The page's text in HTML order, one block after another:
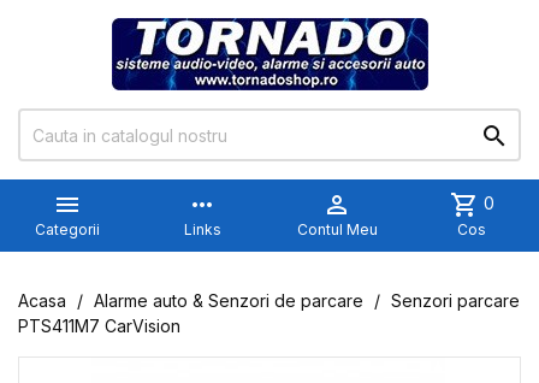


Categorii
more_horiz
Links

Contul Meu
shopping_cart 0
Cos
Acasa Alarme auto & Senzori de parcare
Senzori parcare
PTS411M7 CarVision